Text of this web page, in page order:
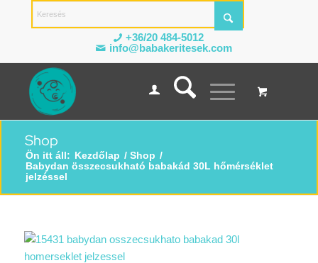
+36/20 484-5012
info@babakeritesek.com
Shop
Ön itt áll: Kezdőlap / Shop /
Babydan összecsukható babakád 30L hőmérséklet
jelzéssel